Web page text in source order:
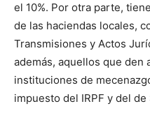
el 10%. Por otra parte,
de las haciendas locales,
Transmisiones y Actos
además, aquellos que den
instituciones de
impuesto del IRPF y del de